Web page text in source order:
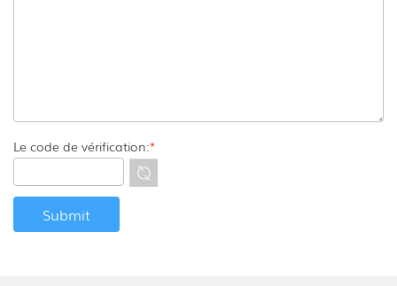
Le code de vérification:*